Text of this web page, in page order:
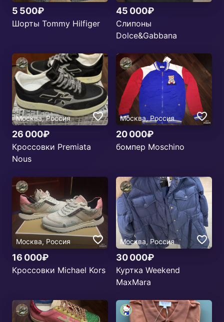
5 500₽
Шорты Tommy Hilfiger
45 000₽
Слипоны
Dolce&Gabbana
Москва, Россия
26 000₽
Кроссовки Premiata
Nous
Москва, Россия
20 000₽
бомпер Moschino
Москва, Россия
16 000₽
Кроссовки Michael Kors
Москва, Россия
30 000₽
Куртка Weekend
MaxMara